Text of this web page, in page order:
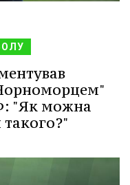
"Як можна
такого?"